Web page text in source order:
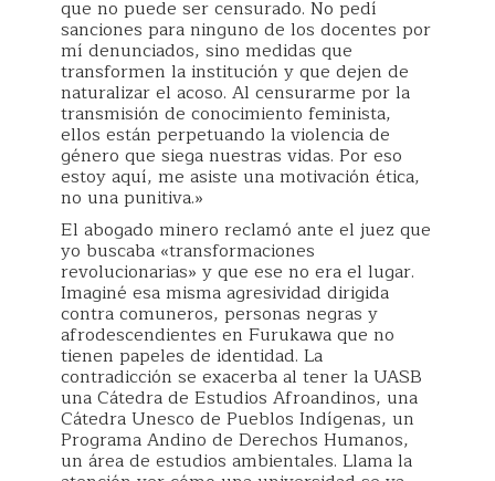
que no puede ser censurado. No pedí
sanciones para ninguno de los docentes por
mí denunciados, sino medidas que
transformen la institución y que dejen de
naturalizar el acoso. Al censurarme por la
transmisión de conocimiento feminista,
ellos están perpetuando la violencia de
género que siega nuestras vidas. Por eso
estoy aquí, me asiste una motivación ética,
no una punitiva.»
El abogado minero reclamó ante el juez que
yo buscaba «transformaciones
revolucionarias» y que ese no era el lugar.
Imaginé esa misma agresividad dirigida
contra comuneros, personas negras y
afrodescendientes en Furukawa que no
tienen papeles de identidad. La
contradicción se exacerba al tener la UASB
una Cátedra de Estudios Afroandinos, una
Cátedra Unesco de Pueblos Indígenas, un
Programa Andino de Derechos Humanos,
un área de estudios ambientales. Llama la